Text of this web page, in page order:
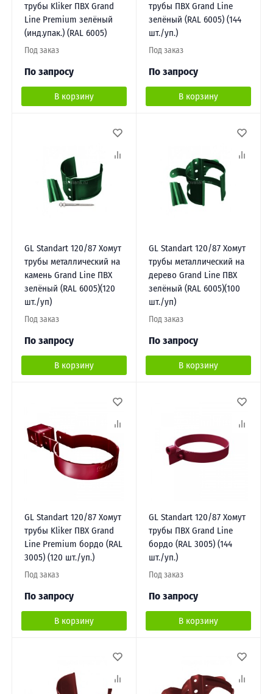
трубы Kliker ПВХ Grand
Line Premium зелёный
(инд.упак.) (RAL 6005)
Под заказ
По запросу
В корзину
трубы ПВХ Grand Line
зелёный (RAL 6005) (144
шт./уп.)
Под заказ
По запросу
В корзину
GL Standart 120/87 Хомут
трубы металлический на
камень Grand Line ПВХ
зелёный (RAL 6005)(120
шт./уп)
Под заказ
По запросу
В корзину
GL Standart 120/87 Хомут
трубы металлический на
дерево Grand Line ПВХ
зелёный (RAL 6005)(100
шт./уп)
Под заказ
По запросу
В корзину
GL Standart 120/87 Хомут
трубы Kliker ПВХ Grand
Line Premium бордо (RAL
3005) (120 шт./уп.)
Под заказ
По запросу
В корзину
GL Standart 120/87 Хомут
трубы ПВХ Grand Line
бордо (RAL 3005) (144
шт./уп.)
Под заказ
По запросу
В корзину